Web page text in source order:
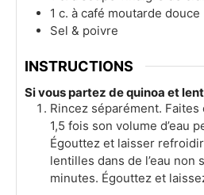
1 c. à café moutarde douce
Sel & poivre
INSTRUCTIONS
Si vous partez de quinoa et
Rincez séparément.
1,5 fois son volume d’eau
Égouttez et laisser
lentilles dans de l’eau non
minutes. Égouttez et